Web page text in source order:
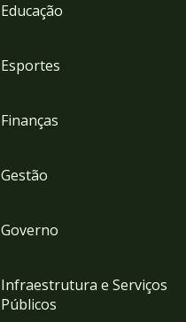
Educação
Esportes
Finanças
Gestão
Governo
Infraestrutura e Serviços
Públicos